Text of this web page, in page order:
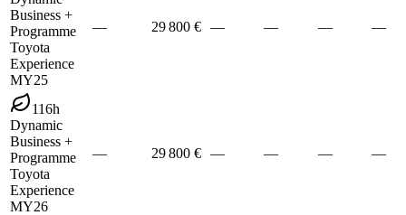
Business +
Programme
Toyota
Experience
MY25
— 29 800 € — — — —
116h
Dynamic
Business +
Programme
Toyota
Experience
MY26
— 29 800 € — — — —